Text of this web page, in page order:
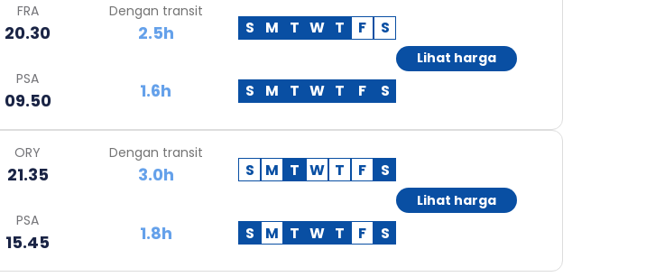
FRA
20.30
Dengan transit
2.5h S M T W T F S
PSA
09.50 1.6h S M T W T F S
Lihat harga
ORY
21.35
Dengan transit
3.0h S M T W T F S
PSA
15.45 1.8h S M T W T F S
Lihat harga